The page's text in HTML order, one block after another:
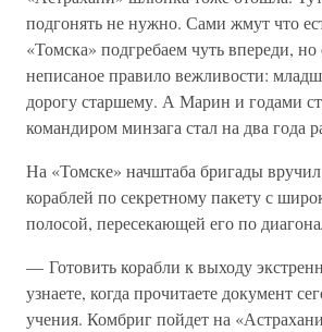
подгонять не нужно. Сами жмут что
«Томска» подгребаем чуть впереди, но
неписаное правило вежливости:
дорогу старшему. А Марин и годами
командиром минзага стал на два года
На «Томске» начштаба бригады
кораблей по секретному пакету с
полосой, пересекающей его по
— Готовить корабли к выходу
узнаете, когда прочитаете документ
учения. Комбриг пойдет на